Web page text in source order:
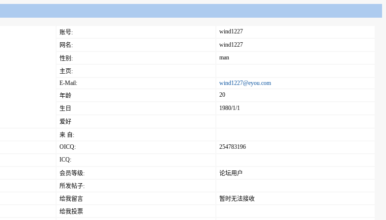
账号:
wind1227
网名:
wind1227
性别:
man
主页:
E-Mail:
wind1227@eyou.com
年龄
20
生日
1980/1/1
爱好
来 自:
OICQ:
254783196
ICQ:
会员等级:
论坛用户
所发帖子:
给我留言
暂时无法接收
给我投票